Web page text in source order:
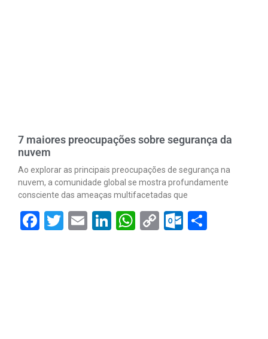
7 maiores preocupações sobre segurança da
nuvem
Ao explorar as principais preocupações de segurança na
nuvem, a comunidade global se mostra profundamente
consciente das ameaças multifacetadas que
Facebook
Twitter
EmailLinkedIn
WhatsApp
Copy